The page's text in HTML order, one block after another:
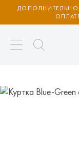
ДОПОЛНИТЕЛЬНО